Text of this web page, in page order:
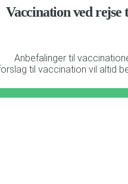
Vaccination ved rejse
Anbefalinger til
til vaccination vil altid